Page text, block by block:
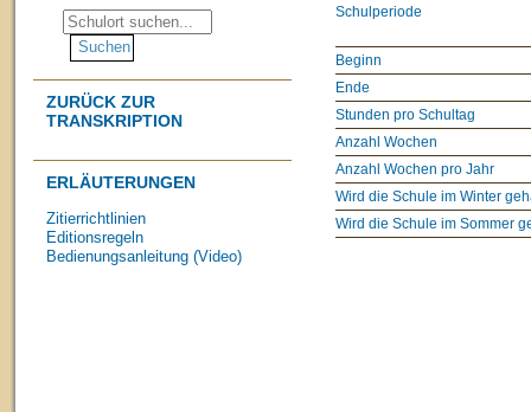
ZURÜCK ZUR
TRANSKRIPTION
ERLÄUTERUNGEN
Zitierrichtlinien
Editionsregeln
Bedienungsanleitung (Video)
Schulperiode
Beginn
Ende
Stunden pro Schultag
Anzahl Wochen
Anzahl Wochen pro Jahr
Wird die Schule im Winter
Wird die Schule im Sommer